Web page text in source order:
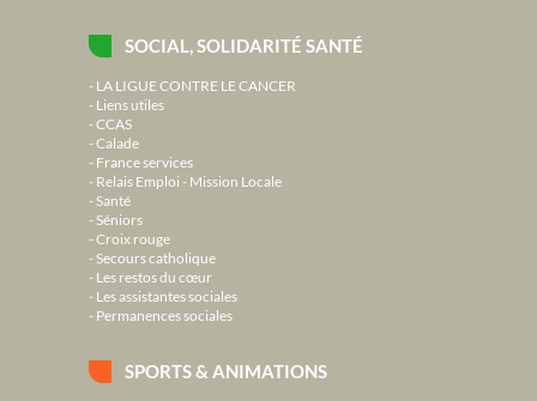
SOCIAL, SOLIDARITÉ SANTÉ
LA LIGUE CONTRE LE CANCER
Liens utiles
CCAS
Calade
France services
Relais Emploi - Mission Locale
Santé
Séniors
Croix rouge
Secours catholique
Les restos du cœur
Les assistantes sociales
Permanences sociales
SPORTS & ANIMATIONS